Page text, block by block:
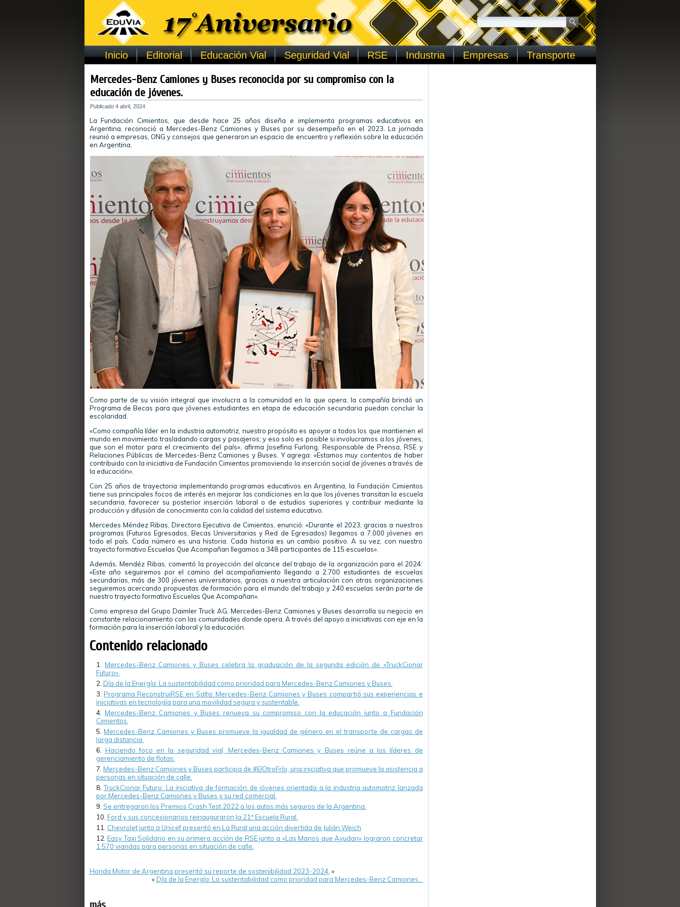
Inicio Editorial Educación Vial Seguridad Vial RSE Industria Empresas Transporte
Mercedes-Benz Camiones y Buses reconocida por su compromiso con la
educación de jóvenes.
Publicado 4 abril, 2024
La Fundación Cimientos, que desde hace 25 años diseña e implementa programas educativos en
Argentina, reconoció a Mercedes-Benz Camiones y Buses por su desempeño en el 2023. La jornada
reunió a empresas, ONG y consejos que generaron un espacio de encuentro y reflexión sobre la educación
en Argentina.
Como parte de su visión integral que involucra a la comunidad en la que opera, la compañía brindó un
Programa de Becas para que jóvenes estudiantes en etapa de educación secundaria puedan concluir la
escolaridad.
«Como compañía líder en la industria automotriz, nuestro propósito es apoyar a todos los que mantienen el
mundo en movimiento trasladando cargas y pasajeros; y eso solo es posible si involucramos a los jóvenes,
que son el motor para el crecimiento del país», afirma Josefina Furlong, Responsable de Prensa, RSE y
Relaciones Públicas de Mercedes-Benz Camiones y Buses. Y agrega: «Estamos muy contentos de haber
contribuido con la iniciativa de Fundación Cimientos promoviendo la inserción social de jóvenes a través de
la educación».
Con 25 años de trayectoria implementando programas educativos en Argentina, la Fundación Cimientos
tiene sus principales focos de interés en mejorar las condiciones en la que los jóvenes transitan la escuela
secundaria, favorecer su posterior inserción laboral o de estudios superiores y contribuir mediante la
producción y difusión de conocimiento con la calidad del sistema educativo.
Mercedes Méndez Ribas, Directora Ejecutiva de Cimientos, enunció: «Durante el 2023, gracias a nuestros
programas (Futuros Egresados, Becas Universitarias y Red de Egresados) llegamos a 7.000 jóvenes en
todo el país. Cada número es una historia. Cada historia es un cambio positivo. A su vez, con nuestro
trayecto formativo Escuelas Que Acompañan llegamos a 348 participantes de 115 escuelas».
Además, Mendéz Ribas, comentó la proyección del alcance del trabajo de la organización para el 2024:
«Este año seguiremos por el camino del acompañamiento llegando a 2.700 estudiantes de escuelas
secundarias, más de 300 jóvenes universitarios, gracias a nuestra articulación con otras organizaciones
seguiremos acercando propuestas de formación para el mundo del trabajo y 240 escuelas serán parte de
nuestro trayecto formativo Escuelas Que Acompañan».
Como empresa del Grupo Daimler Truck AG, Mercedes-Benz Camiones y Buses desarrolla su negocio en
constante relacionamiento con las comunidades donde opera. A través del apoyo a iniciativas con eje en la
formación para la inserción laboral y la educación.
Contenido relacionado
Mercedes-Benz Camiones y Buses celebra la graduación de la segunda edición de «TruckCionar
Futuro».
Día de la Energía: La sustentabilidad como prioridad para Mercedes-Benz Camiones y Buses.
Programa ReconstruiRSE en Salta: Mercedes-Benz Camiones y Buses compartió sus experiencias e
iniciativas en tecnología para una movilidad segura y sustentable.
Mercedes-Benz Camiones y Buses renueva su compromiso con la educación junto a Fundación
Cimientos.
Mercedes-Benz Camiones y Buses promueve la igualdad de género en el transporte de cargas de
larga distancia.
Haciendo foco en la seguridad vial, Mercedes-Benz Camiones y Buses reúne a los líderes de
gerenciamiento de flotas.
Mercedes-Benz Camiones y Buses participa de #ElOtroFrío, una iniciativa que promueve la asistencia a
personas en situación de calle.
TruckCionar Futuro: La iniciativa de formación de jóvenes orientada a la industria automotriz lanzada
por Mercedes-Benz Camiones y Buses y su red comercial.
Se entregaron los Premios Crash Test 2022 a los autos más seguros de la Argentina.
Ford y sus concesionarios reinauguraron la 21ª Escuela Rural.
Chevrolet junto a Unicef presentó en La Rural una acción divertida de Julián Weich
Easy Taxi Solidario en su primera acción de RSE junto a «Las Manos que Ayudan» lograron concretar
1.570 viandas para personas en situación de calle.
Honda Motor de Argentina presentó su reporte de sostenibilidad 2023-2024. »
«Día de la Energía: La sustentabilidad como prioridad para Mercedes-Benz Camiones…